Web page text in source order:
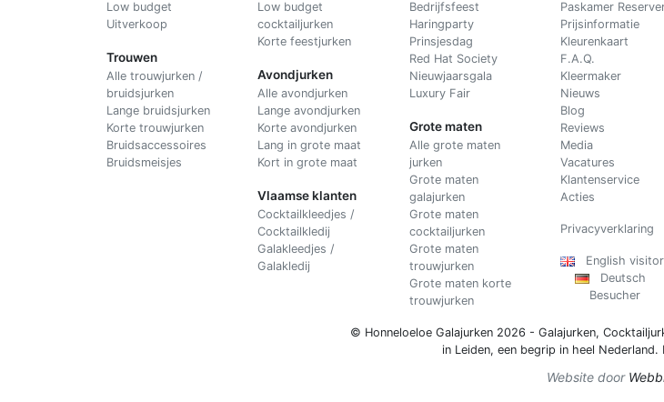
Low budget
Uitverkoop
Trouwen
Alle trouwjurken /
bruidsjurken
Lange bruidsjurken
Korte trouwjurken
Bruidsaccessoires
Bruidsmeisjes
Low budget
cocktailjurken
Korte feestjurken
Avondjurken
Alle avondjurken
Lange avondjurken
Korte avondjurken
Lang in grote maat
Kort in grote maat
Vlaamse klanten
Cocktailkleedjes /
Cocktailkledij
Galakleedjes /
Galakledij
Bedrijfsfeest
Haringparty
Prinsjesdag
Red Hat Society
Nieuwjaarsgala
Luxury Fair
Grote maten
Alle grote maten
jurken
Grote maten
galajurken
Grote maten
cocktailjurken
Grote maten
trouwjurken
Grote maten korte
trouwjurken
Paskamer
Prijsinformatie
Kleurenkaart
F.A.Q.
Kleermaker
Nieuws
Blog
Reviews
Media
Vacatures
Klantenservice
Acties
Privacyverklaring
English
Deutsch
Besucher
© Honneloeloe Galajurken 2026 - Galajurken,
in Leiden, een begrip in heel Nederland.
Website door